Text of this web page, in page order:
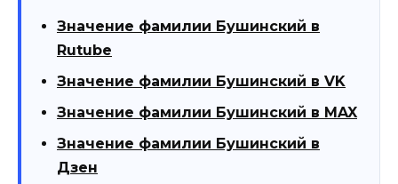
Значение фамилии Бушинский в
Rutube
Значение фамилии Бушинский в VK
Значение фамилии Бушинский в MAX
Значение фамилии Бушинский в
Дзен